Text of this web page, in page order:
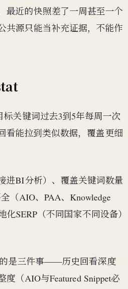
最近的快照差了一周甚至一个
共源只能当补充证据，不能作
标关键词过去3到5年每周一次
看能拉到类似数据，覆盖更细
进BI分析）、覆盖关键词数量
（AIO、PAA、Knowledge
SERP（不同国家不同设备）
的是三件事——历史回看深度
（AIO与Featured Snippet必